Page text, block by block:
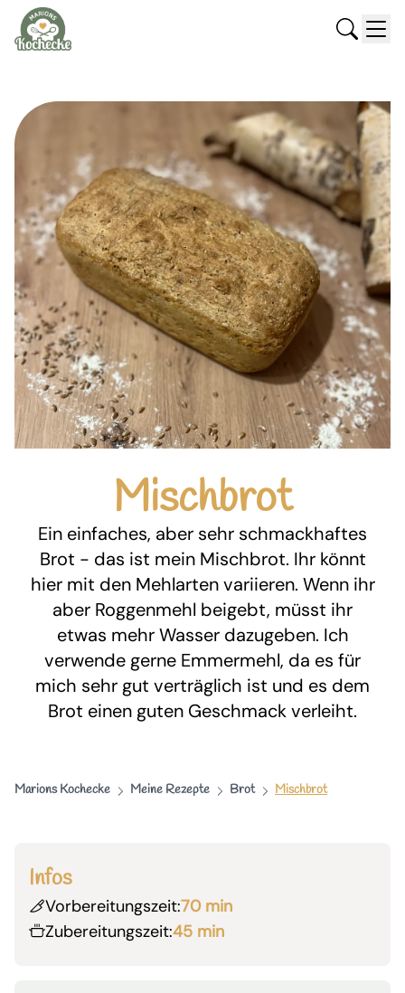
Mischbrot
Ein einfaches, aber sehr schmackhaftes
Brot - das ist mein Mischbrot. Ihr könnt
hier mit den Mehlarten variieren. Wenn ihr
aber Roggenmehl beigebt, müsst ihr
etwas mehr Wasser dazugeben. Ich
verwende gerne Emmermehl, da es für
mich sehr gut verträglich ist und es dem
Brot einen guten Geschmack verleiht.
Marions Kochecke Meine Rezepte Brot Mischbrot
Infos
Vorbereitungszeit:70 min
Zubereitungszeit:45 min